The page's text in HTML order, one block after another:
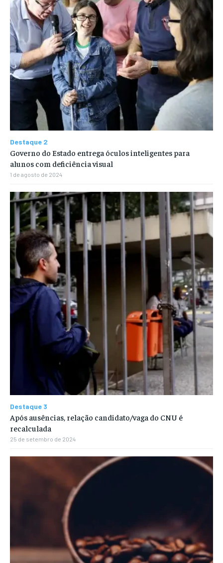
Destaque 2
Governo do Estado entrega óculos inteligentes para
alunos com deficiência visual
1 de agosto de 2024
Destaque 3
Após ausências, relação candidato/vaga do CNU é
recalculada
25 de setembro de 2024